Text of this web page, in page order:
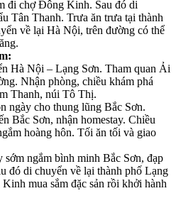
đi chợ Đông Kinh. Sau đó di
Tân Thanh. Trưa ăn trưa tại thành
về lại Hà Nội, trên đường có thể
Hà Nội – Lạng Sơn. Tham quan Ải
Nhận phòng, chiều khám phá
Thanh, núi Tô Thị.
ngày cho thung lũng Bắc Sơn.
Bắc Sơn, nhận homestay. Chiều
hoàng hôn. Tối ăn tối và giao
sớm ngắm bình minh Bắc Sơn, đạp
đó di chuyển về lại thành phố Lạng
mua sắm đặc sản rồi khởi hành